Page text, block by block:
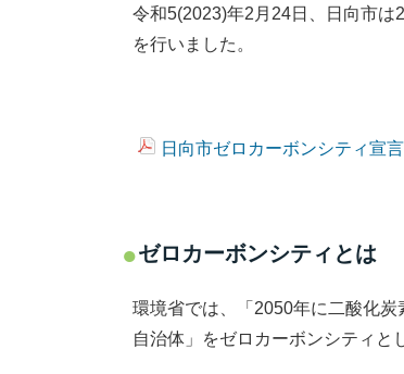
令和5(2023)年2月24日、日向市
を行いました。
日向市ゼロカーボンシティ宣
ゼロカーボンシティとは
環境省では、「2050年に二酸化
自治体」をゼロカーボンシティと